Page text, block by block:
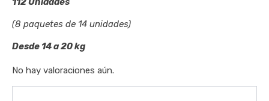
(8 paquetes de 14 unidades)
Desde 14 a 20 kg
No hay valoraciones aún.